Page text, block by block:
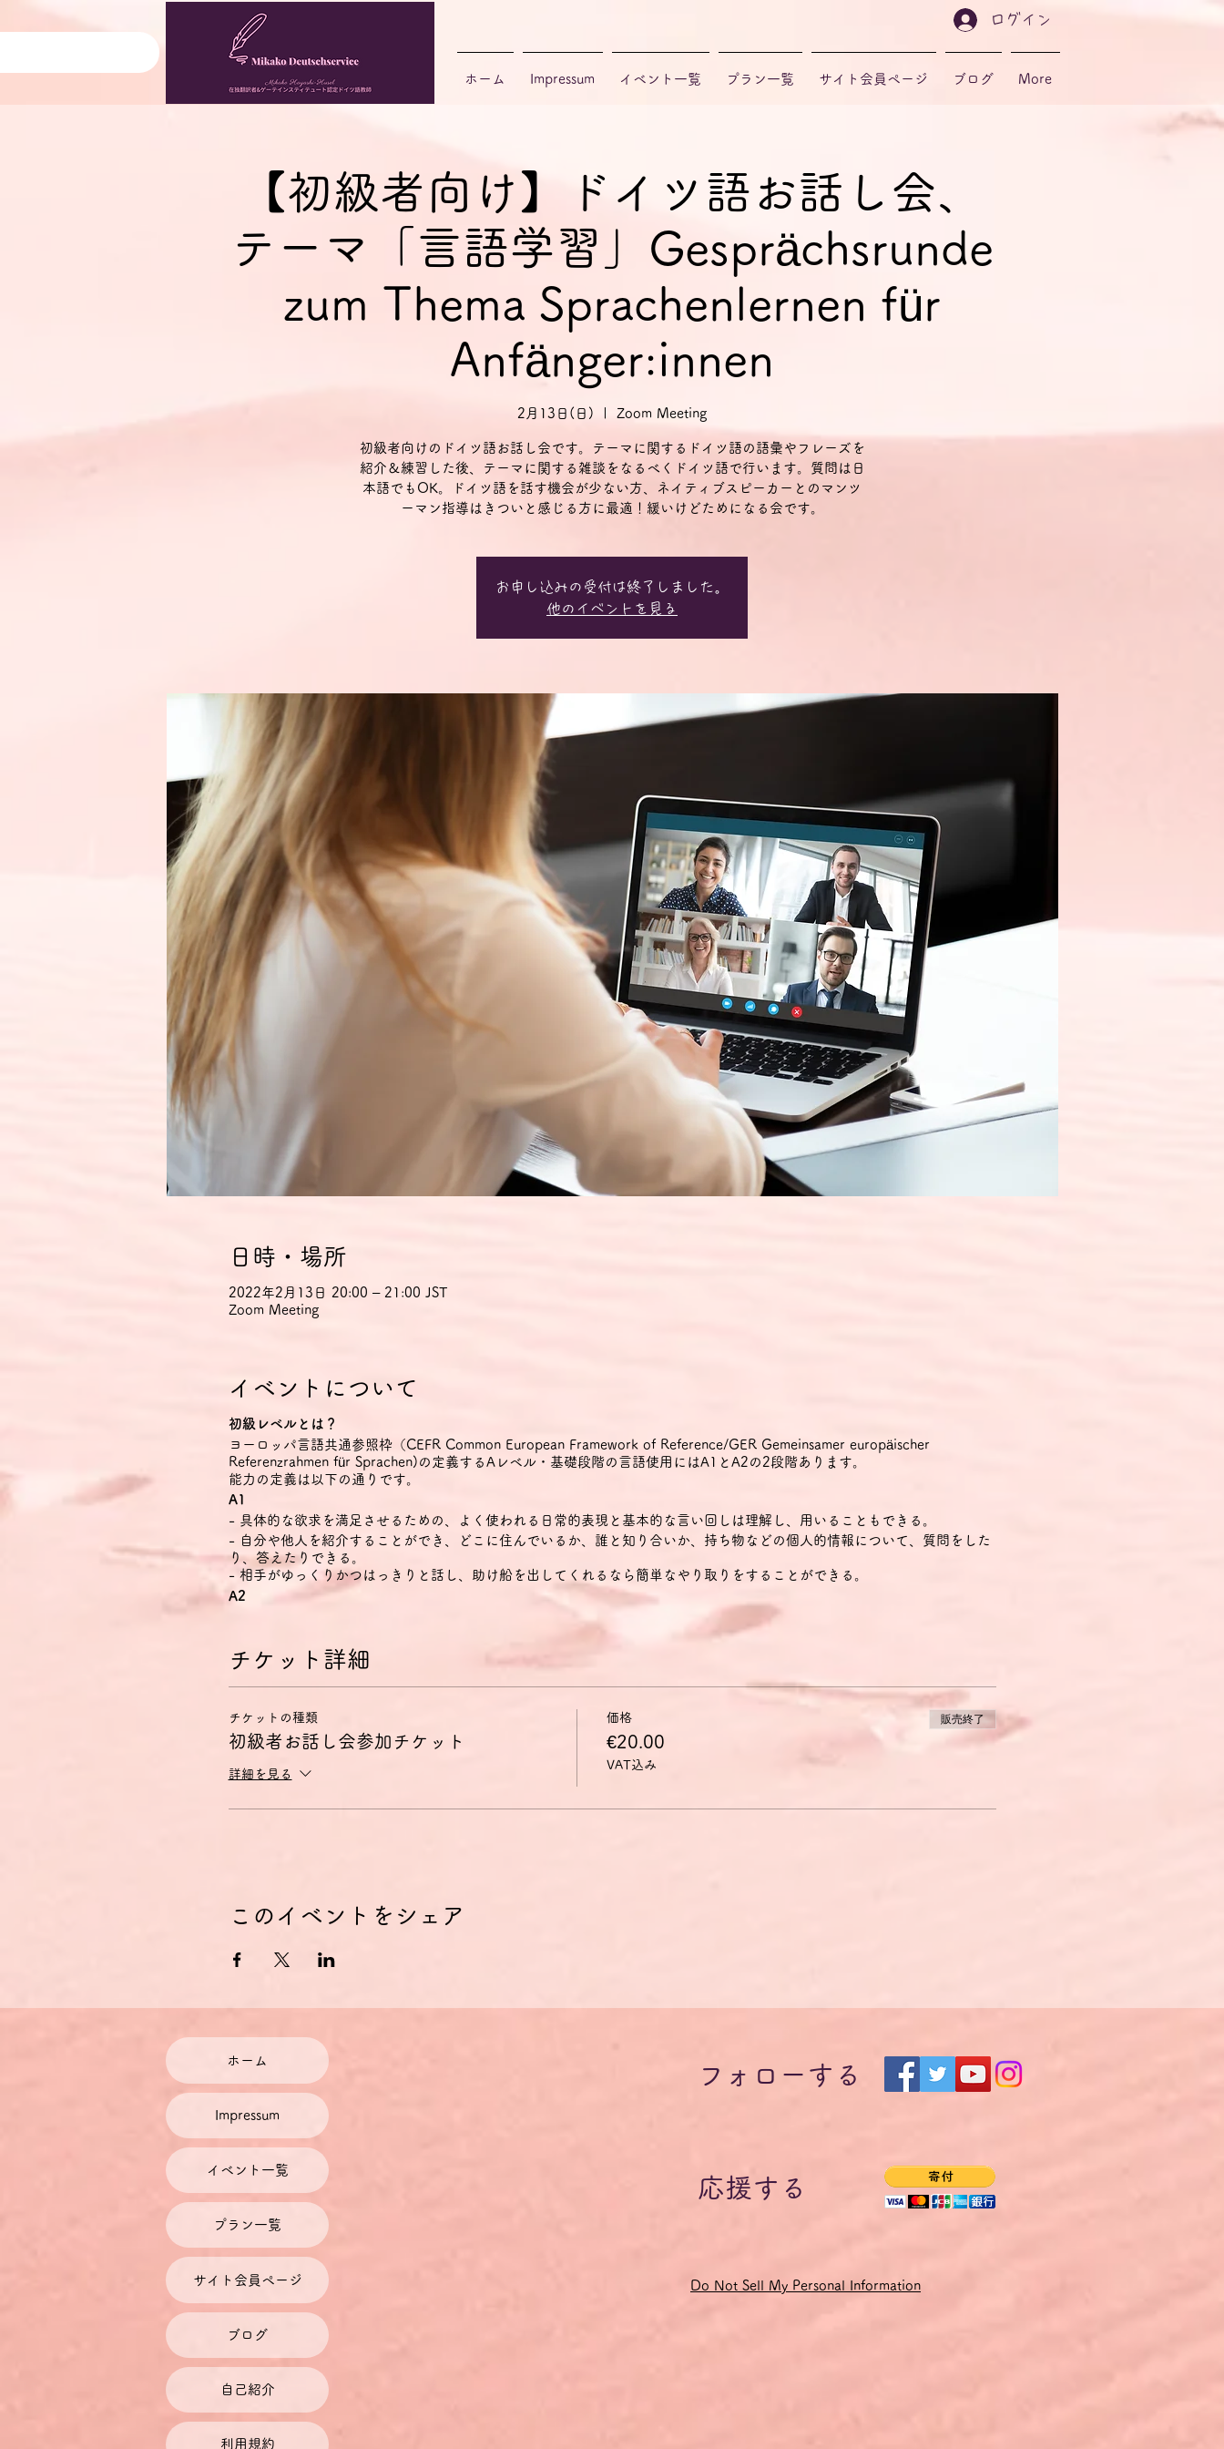
【初級者向け】ドイツ語お話し会、
テーマ「言語学習」Gesprächsrunde
zum Thema Sprachenlernen für
Anfänger:innen
2月13日(日) Zoom Meeting
初級者向けのドイツ語お話し会です。テーマに関するドイツ語の語彙やフレーズを
紹介＆練習した後、テーマに関する雑談をなるべくドイツ語で行います。質問は日
本語でもOK。ドイツ語を話す機会が少ない方、ネイティブスピーカーとのマンツ
ーマン指導はきついと感じる方に最適！緩いけどためになる会です。
お申し込みの受付は終了しました。
他のイベントを見る
日時・場所
2022年2月13日 20:00 – 21:00 JST
Zoom Meeting
イベントについて
初級レベルとは？
ヨーロッパ言語共通参照枠（CEFR Common European Framework of Reference/GER Gemeinsamer europäischer
Referenzrahmen für Sprachen)の定義するAレベル・基礎段階の言語使用にはA1とA2の2段階あります。
能力の定義は以下の通りです。
A1
- 具体的な欲求を満足させるための、よく使われる日常的表現と基本的な言い回しは理解し、用いることもできる。
- 自分や他人を紹介することができ、どこに住んでいるか、誰と知り合いか、持ち物などの個人的情報について、質問をした
り、答えたりできる。
- 相手がゆっくりかつはっきりと話し、助け船を出してくれるなら簡単なやり取りをすることができる。
A2
- ごく基本的な個人的情報や家族情報、買い物・近所・仕事など、直接的関係がある領域に関する、よく使われる文や表現が
- 簡単で日常的な範囲なら、身近で日常の事柄についての直接の簡単な情報交換に応ずることができる。
- 自分の出自や学歴、身の回りの状況、直接的な必要性のある領域の事柄を簡単な言葉で説明できる。
特に話す技能については、以下のように定義されています。
A1
- 相手が何かをもっとゆっくりと繰り返し、また、発言の際に助け船を出してくれるのであれば、簡単な方法で意思の疎通が
できる。
- 直接的に必要なものや非常になじみのあるテーマのことであれば、簡単な質問をし、答えることができる。
- 簡単な表現や文を用いて知っている人を描写したり、自分がどこに住んでいるか説明できる。
お話し会のコンセプト
お話し会の初めにテーマに沿った単語やフレーズを材料として紹介し、それを組み合わせて発言する練習をします。
にします。
文法的な説明は一切行いません。
簡単な単語やフレーズを組み合わせることで、とにかく意思の疎通を図れるようになることが重要です。
お話し会で紹介・練習したドイツ語の語彙やフレーズ・チャンクは、会の終了後に参加者の皆様にPDFファイルとしてご提供
します。
チケット料金には、チケット手数料およびドイツの付加価値税19％が含まれています。
ドイツに拠点を置く当社では、クレジットカード決済の受付がシステムの制約上、ユーロでしかできないため、価格をユーロ
で設定しております。ご利用になっているクレジットカード会社がお客様の口座から引き落としする時点での円・ユーロ為替
レートによって円での金額が変動しますので、予めご了承ください。
１ユーロはおおよそ126～133円の間で推移します。
チケット詳細
チケットの種類
初級者お話し会参加チケット
詳細を見る
価格
€20.00
VAT込み
販売終了
このイベントをシェア
ホーム Impressum イベント一覧 プラン一覧 サイト会員ページ ブログ More
ログイン
ホーム
Impressum
イベント一覧
プラン一覧
サイト会員ページ
ブログ
自己紹介
利用規約
フォローする
応援する
Do Not Sell My Personal Information